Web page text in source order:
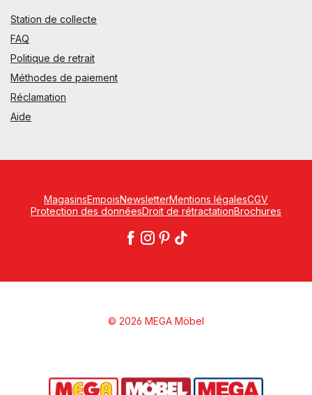
Station de collecte
FAQ
Politique de retrait
Méthodes de paiement
Réclamation
Aide
MagasinsEmpoisNewsletterMentions légalesCGV
Protection des donnéesDroit de rétractationBrochures
© 2026 MEGA Möbel